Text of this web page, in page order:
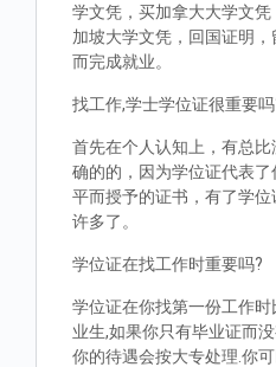
学文凭，买加拿大大学文
加坡大学文凭，回国证明
而完成就业。
找工作,学士学位证很重要吗
首先在个人认知上，有总
确的的，因为学位证代表
平而授予的证书，有了学
许多了。
学位证在找工作时重要吗?
学位证在你找第一份工作
业生,如果你只有毕业证而
你的待遇会按大专处理.你